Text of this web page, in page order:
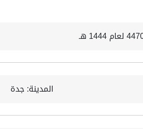
المدينة: جدة